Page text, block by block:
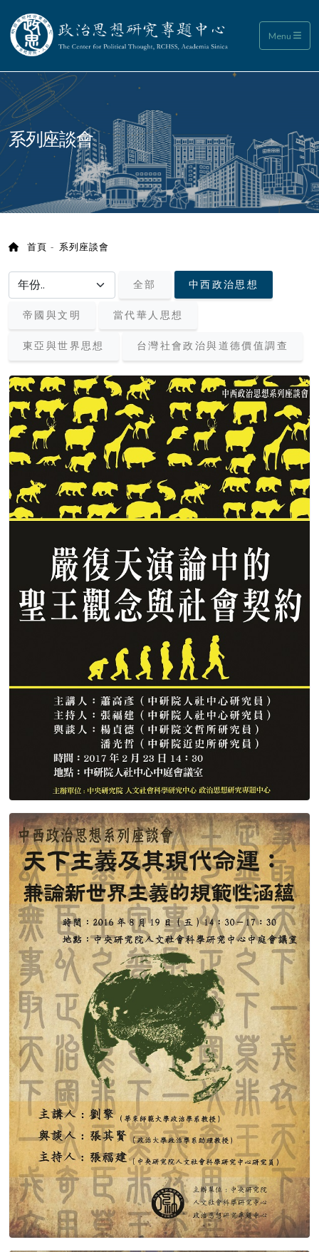
政治思想研究專題中心 Menu
:::
系列座談會
首頁 系列座談會
選擇年份/choose year 全部 中西政治思想
帝國與文明 當代華人思想
東亞與世界思想 台灣社會政治與道德價值調查